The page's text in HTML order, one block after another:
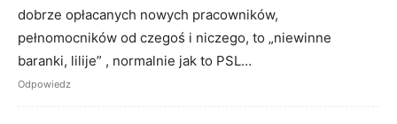
dobrze opłacanych nowych pracowników,
pełnomocników od czegoś i niczego, to „niewinne
baranki, lilije” , normalnie jak to PSL…
Odpowiedz